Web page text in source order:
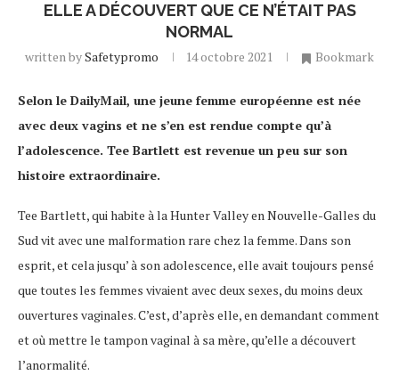
ELLE A DÉCOUVERT QUE CE N’ÉTAIT PAS
NORMAL
written bySafetypromo 14 octobre 2021 Bookmark
Selon le DailyMail, une jeune femme européenne est née
avec deux vagins et ne s’en est rendue compte qu’à
l’adolescence. Tee Bartlett est revenue un peu sur son
histoire extraordinaire.
Tee Bartlett, qui habite à la Hunter Valley en Nouvelle-Galles du
Sud vit avec une malformation rare chez la femme. Dans son
esprit, et cela jusqu’ à son adolescence, elle avait toujours pensé
que toutes les femmes vivaient avec deux sexes, du moins deux
ouvertures vaginales. C’est, d’après elle, en demandant comment
et où mettre le tampon vaginal à sa mère, qu’elle a découvert
l’anormalité.